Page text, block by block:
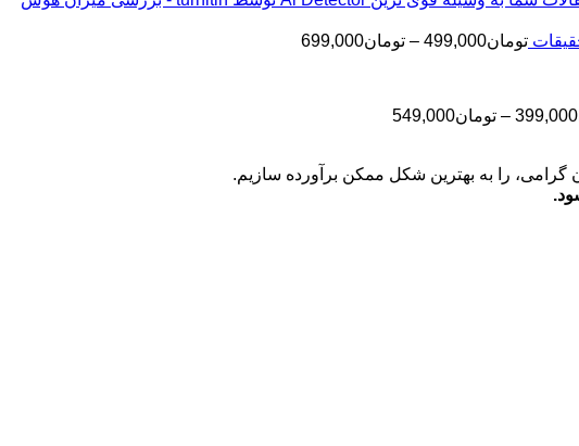
تومان399,000
تا
تومان499,000
– تومان699,000محدوده
399,000
– تومان549,000
تا
گرامی، را به بهترین شکل ممکن برآورده سازیم.